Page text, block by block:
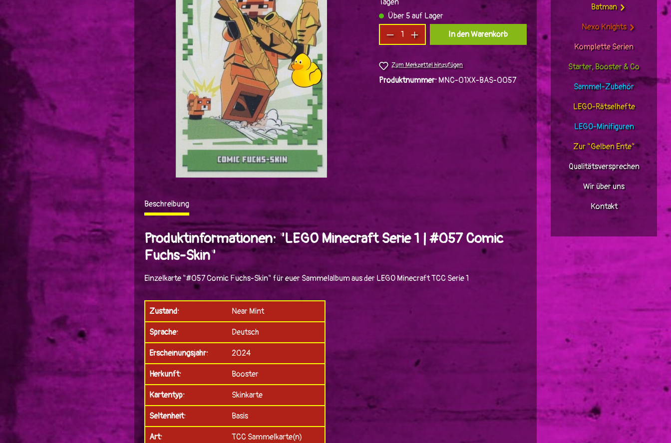
Batman
Nexo Knights
Komplette Serien
Starter, Booster & Co
Sammel-Zubehör
LEGO-Rätselhefte
LEGO-Minifiguren
Zur "Gelben Ente"
Qualitätsversprechen
Wir über uns
Kontakt
Tagen
Über 5 auf Lager
Produkt Anzahl: Gib den gewünschten Wert ein oder
In den Warenkorb
Zum Merkzettel hinzufügen
Produktnummer: MNC-01XX-BAS-0057
Beschreibung
Produktinformationen: "LEGO Minecraft Serie 1 | #057 Comic
Fuchs-Skin"
Einzelkarte "#057 Comic Fuchs-Skin" für euer Sammelalbum aus der LEGO Minecraft TCC Serie 1
Zustand: Near Mint
Sprache: Deutsch
Erscheinungsjahr: 2024
Herkunft: Booster
Kartentyp: Skinkarte
Seltenheit: Basis
Art: TCC Sammelkarte(n)